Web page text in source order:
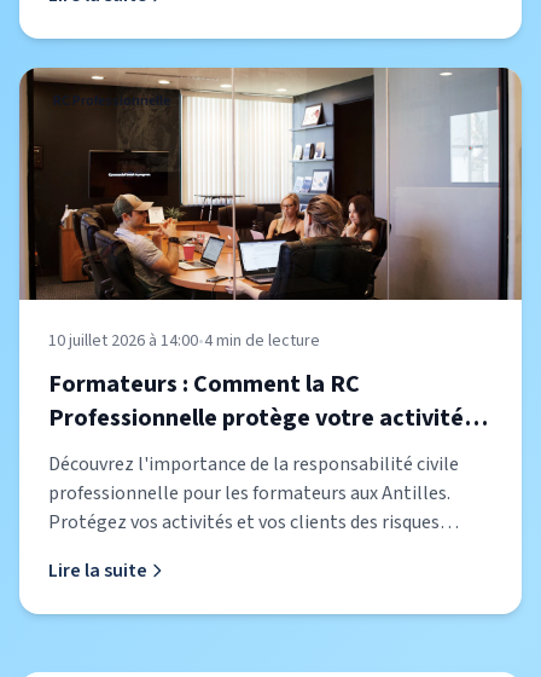
RC Professionnelle
10 juillet 2026 à 14:00•4min de lecture
Formateurs : Comment la RC
Professionnelle protège votre activité
en 2026
Découvrez l'importance de la responsabilité civile
professionnelle pour les formateurs aux Antilles.
Protégez vos activités et vos clients des risques
Lire la suite